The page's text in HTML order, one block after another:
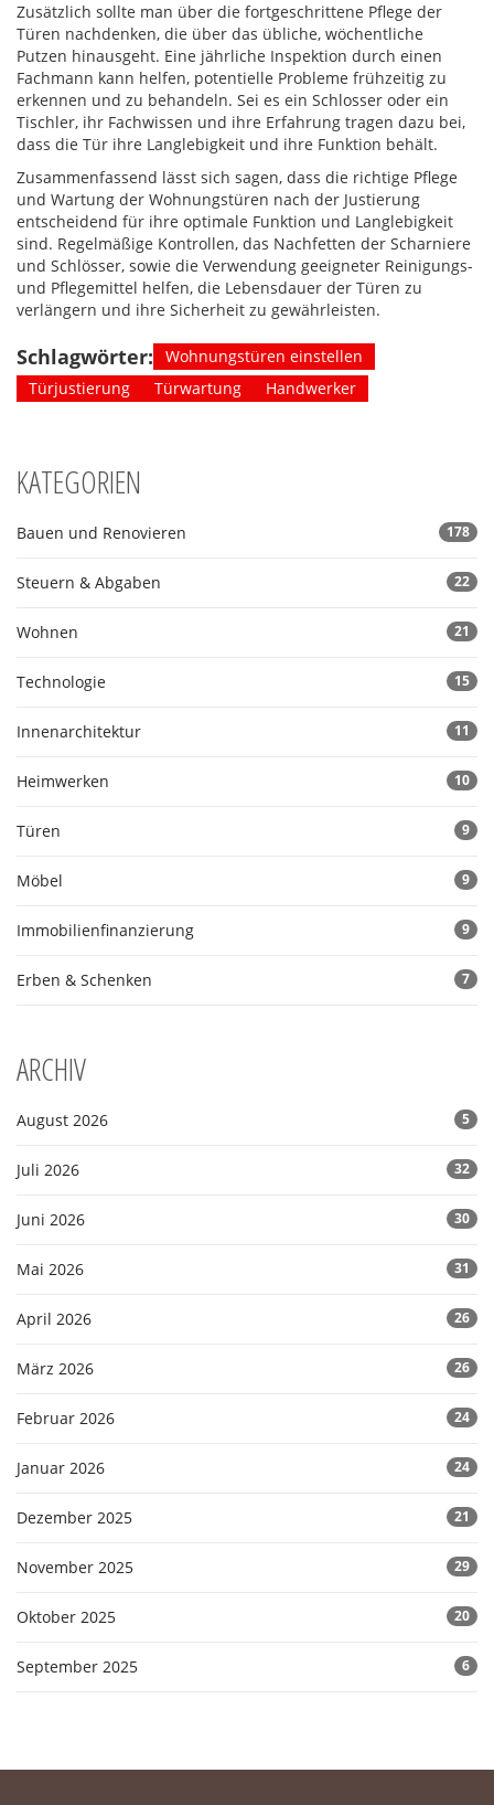
Zusätzlich sollte man über die fortgeschrittene Pflege der
Türen nachdenken, die über das übliche, wöchentliche
Putzen hinausgeht. Eine jährliche Inspektion durch einen
Fachmann kann helfen, potentielle Probleme frühzeitig zu
erkennen und zu behandeln. Sei es ein Schlosser oder ein
Tischler, ihr Fachwissen und ihre Erfahrung tragen dazu bei,
dass die Tür ihre Langlebigkeit und ihre Funktion behält.
Zusammenfassend lässt sich sagen, dass die richtige Pflege
und Wartung der Wohnungstüren nach der Justierung
entscheidend für ihre optimale Funktion und Langlebigkeit
sind. Regelmäßige Kontrollen, das Nachfetten der Scharniere
und Schlösser, sowie die Verwendung geeigneter Reinigungs-
und Pflegemittel helfen, die Lebensdauer der Türen zu
verlängern und ihre Sicherheit zu gewährleisten.
Schlagwörter:
Wohnungstüren einstellen
Türjustierung
Türwartung Handwerker
KATEGORIEN
Bauen und Renovieren 178
Steuern & Abgaben 22
Wohnen 21
Technologie 15
Innenarchitektur 11
Heimwerken 10
Türen 9
Möbel 9
Immobilienfinanzierung 9
Erben & Schenken 7
ARCHIV
August 2026 5
Juli 2026 32
Juni 2026 30
Mai 2026 31
April 2026 26
März 2026 26
Februar 2026 24
Januar 2026 24
Dezember 2025 21
November 2025 29
Oktober 2025 20
September 2025 6